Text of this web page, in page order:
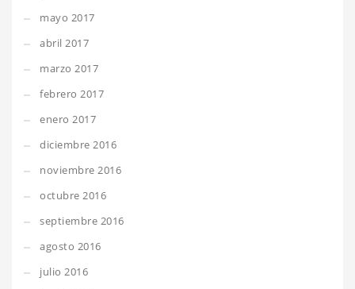
mayo 2017
abril 2017
marzo 2017
febrero 2017
enero 2017
diciembre 2016
noviembre 2016
octubre 2016
septiembre 2016
agosto 2016
julio 2016